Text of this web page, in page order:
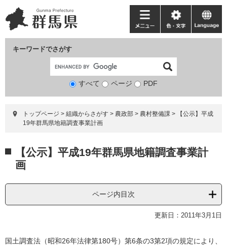
ー
ジ
ニ
ュ
て
キーワードでさがす
検
象
すべて ページ PDF
メ
ニ
ー
色・
文
language
トップページ > 組織からさがす > 農政部 > 農村整備課 >
【公示】平成
19年群馬県地籍調査事業計画
文
【公示】平成19年群馬県地籍調査事業計
画
ページ内目次
更新日：2011年3月1日
国土調査法（昭和26年法律第180号）第6条の3第2項の規定により、